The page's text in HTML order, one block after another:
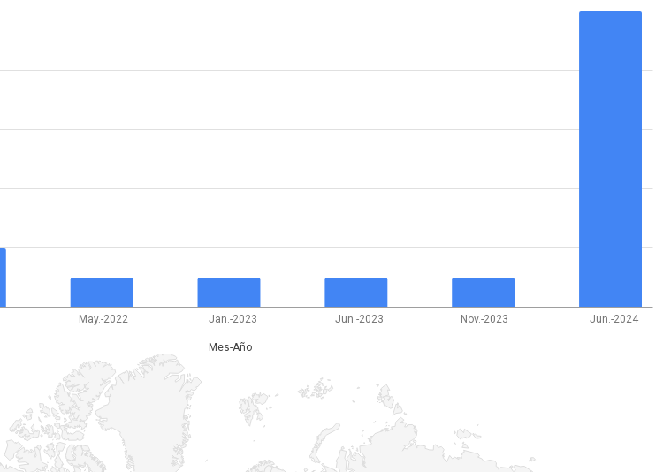
May.-2022 Jan.-2023 Jun.-2023 Nov.-2023 Jun.-2024
Mes-Año